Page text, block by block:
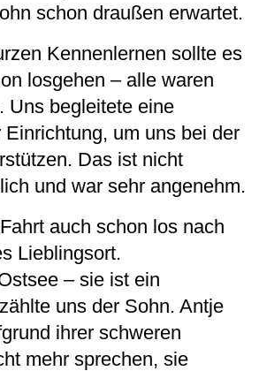
schon draußen erwartet.
Kennenlernen sollte es
losgehen – alle waren
Uns begleitete eine
Einrichtung, um uns bei der
Das ist nicht
und war sehr angenehm.
auch schon los nach
Lieblingsort.
– sie ist ein
uns der Sohn. Antje
ihrer schweren
mehr sprechen, sie